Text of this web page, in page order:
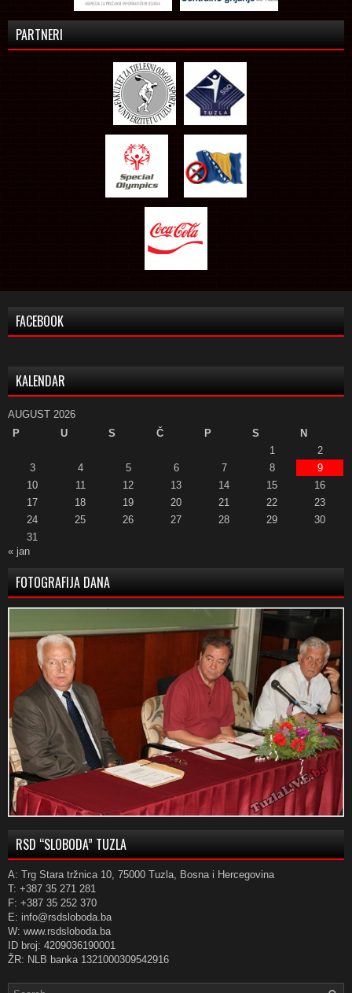
PARTNERI
FACEBOOK
KALENDAR
AUGUST 2026
P
U S Č P S
N
1
2
3
4 5 6 7 8
9
10
11 12 13 14 15
16
17
18 19 20 21 22
23
24
25 26 27 28 29
30
31
« jan
FOTOGRAFIJA DANA
RSD “SLOBODA” TUZLA
A: Trg Stara tržnica 10, 75000 Tuzla, Bosna i Hercegovina
T: +387 35 271 281
F: +387 35 252 370
E: info@rsdsloboda.ba
W: www.rsdsloboda.ba
ID broj: 4209036190001
ŽR: NLB banka 1321000309542916